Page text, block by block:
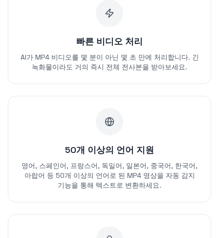
빠른 비디오 처리
AI가 MP4 비디오를 몇 분이 아닌 몇 초 만에 처리합니다. 긴
녹화물이라도 거의 즉시 전체 전사본을 받아보세요.
50개 이상의 언어 지원
영어, 스페인어, 프랑스어, 독일어, 일본어, 중국어, 한국어,
아랍어 등 50개 이상의 언어로 된 MP4 영상을 자동 감지
기능을 통해 텍스트로 변환하세요.